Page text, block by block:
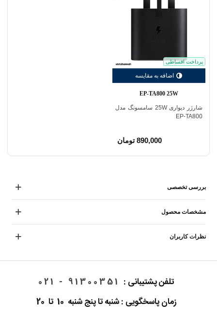
پرداخت اقساطی
اضافه به مقایسه
EP-TA800 25W
شارژر دیواری 25W سامسونگ مدل
EP-TA800
890,000 تومان
بررسی تخصصی
مشخصات محصول
نظرات کاربران
تلفن پشتیبانی : 91300351 - 021
زمان پاسخگویی : شنبه تا پنج شنبه 10 تا 20